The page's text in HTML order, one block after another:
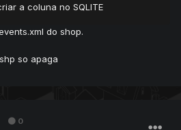
a coluna no SQLITE
do shop.
so apaga
0